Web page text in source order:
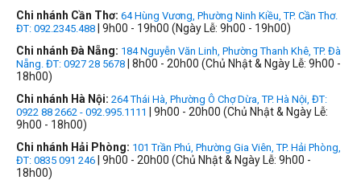
Chi nhánh Cần Thơ: 64 Hùng Vương, Phường Ninh Kiều, TP. Cần Thơ.
ĐT: 092.2345.488 | 9h00 - 19h00 (Ngày Lễ: 9h00 - 19h00)
Chi nhánh Đà Nẵng: 184 Nguyễn Văn Linh, Phường Thanh Khê, TP. Đà
Nẵng. ĐT: 0927 28 5678 | 8h00 - 20h00 (Chủ Nhật & Ngày Lễ: 9h00 -
18h00)
Chi nhánh Hà Nội: 264 Thái Hà, Phường Ô Chợ Dừa, TP. Hà Nội, ĐT:
0922 88 2662 - 092.995.1111
| 9h00 - 20h00 (Chủ Nhật & Ngày Lễ:
9h00 - 18h00)
Chi nhánh Hải Phòng: 101 Trần Phú, Phường Gia Viên, TP. Hải Phòng,
ĐT: 0835 091 246 | 9h00 - 20h00 (Chủ Nhật & Ngày Lễ: 9h00 -
18h00)